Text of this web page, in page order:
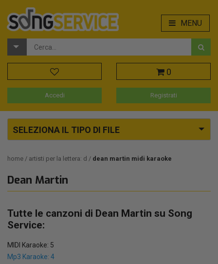
MENU
0
Accedi Registrati
SELEZIONA IL TIPO DI FILE
home artisti per la lettera: d dean martin midi karaoke
Dean Martin
Tutte le canzoni di Dean Martin su Song
Service:
MIDI Karaoke: 5
Mp3 Karaoke: 4